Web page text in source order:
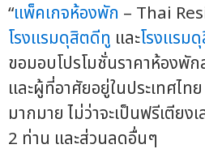
“แพ็คเกจห้องพัก – Thai
โรงแรมดุสิตดีทู และโรงแรม
ขอมอบโปรโมชั่นราคาห้องพั
และผู้ที่อาศัยอยู่ในประเทศไท
มากมาย ไม่ว่าจะเป็นฟรีเตียง
2 ท่าน และส่วนลดอื่นๆ